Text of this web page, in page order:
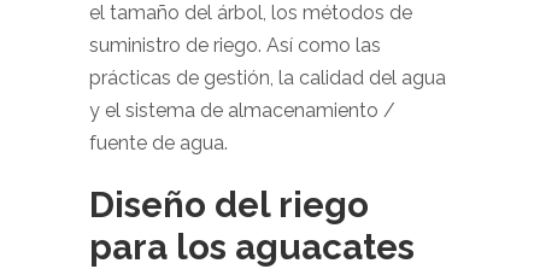
el tamaño del árbol, los métodos de
suministro de riego. Así como las
prácticas de gestión, la calidad del agua
y el sistema de almacenamiento /
fuente de agua.
Diseño del riego
para los aguacates